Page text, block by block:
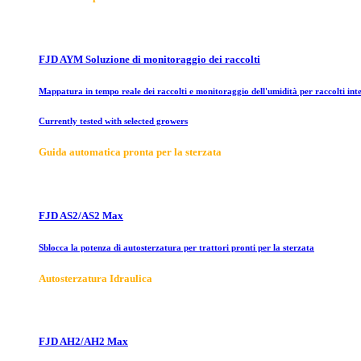
FJD AYM Soluzione di monitoraggio dei raccolti
Mappatura in tempo reale dei raccolti e monitoraggio dell'umidità per raccolti
Currently tested with selected growers
Guida automatica pronta per la sterzata
FJD AS2/AS2 Max
Sblocca la potenza di autosterzatura per trattori pronti per la sterzata
Autosterzatura Idraulica
FJD AH2/AH2 Max